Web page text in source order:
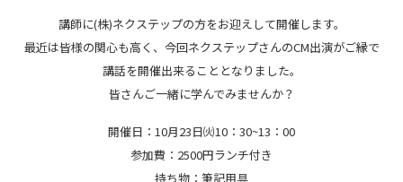
講師に(株)ネクステップの方をお迎えして開催します。
最近は皆様の関心も高く、今回ネクステップさんのCM出演がご縁で
講話を開催出来ることとなりました。
皆さんご一緒に学んでみませんか？
開催日：10月23日㈫10：30~13：00
参加費：2500円ランチ付き
持ち物：筆記用具